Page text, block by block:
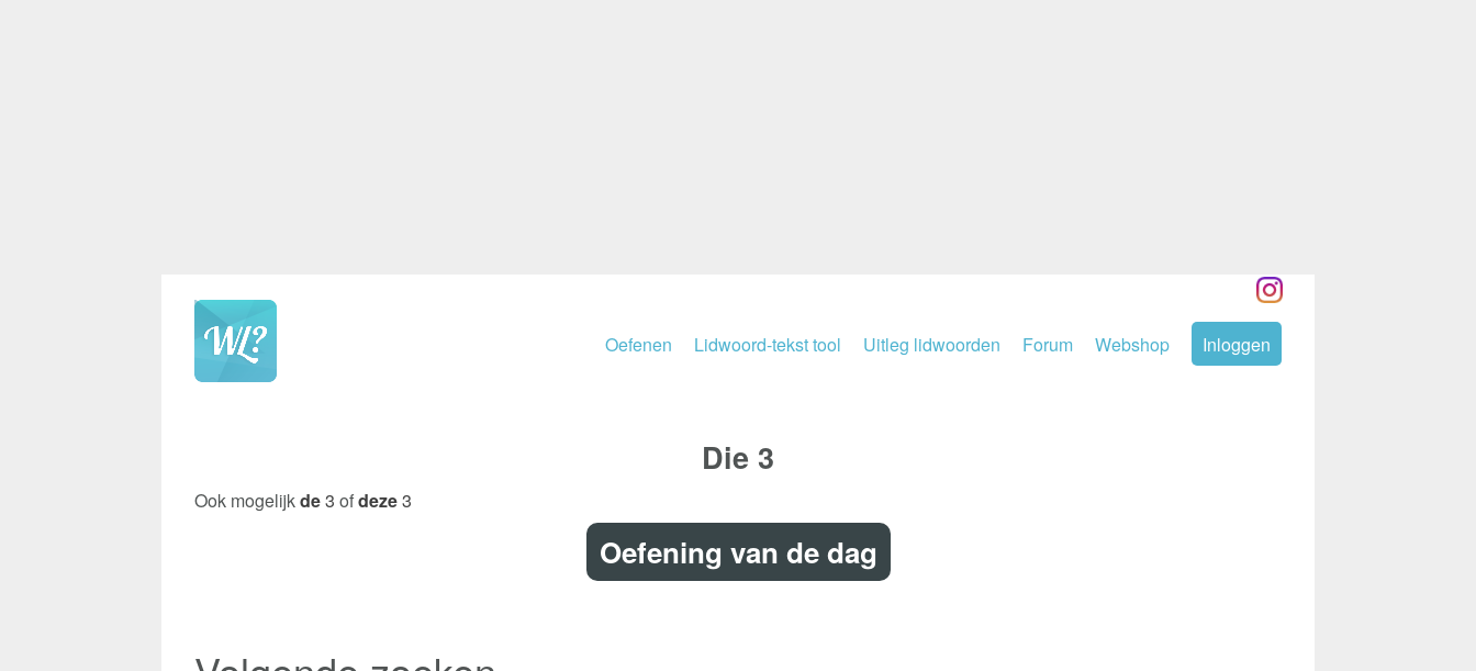
Oefenen Lidwoord-tekst tool Uitleg lidwoorden Forum Webshop Inloggen
Die 3
Ook mogelijkde3 ofdeze3
Oefening van de dag